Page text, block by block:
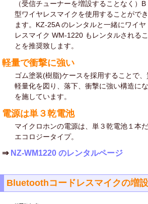
（受信チューナーを増設することなく）B
型ワイヤレスマイクを使用することができ
ます。KZ-25A のレンタルと一緒にワイヤ
レスマイク WM-1220 もレンタルされるこ
とを推奨致します。
軽量で衝撃に強い
ゴム塗装(樹脂)ケースを採用することで
軽量化を図り、落下、衝撃に強い構造に
を施しています。
電源は単３乾電池
マイクロホンの電源は、単３乾電池１本
エコロジータイプ。
⇒ NZ-WM1220 のレンタルページ
Bluetoothコードレスマイクの増設